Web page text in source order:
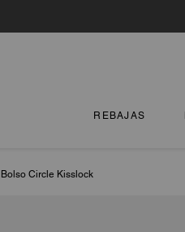
REBAJAS
Bolso Circle Kisslock